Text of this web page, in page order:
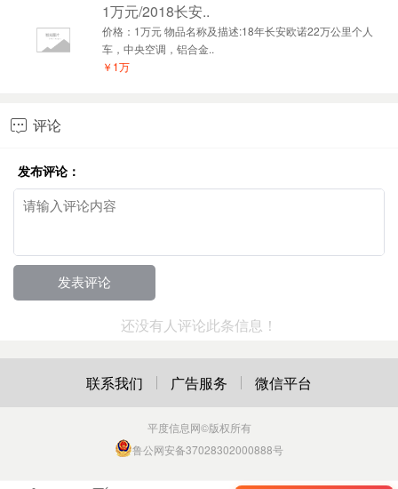
1万元/2018长安..
价格：1万元 物品名称及描述:18年长安欧诺22万公里个人
车，中央空调，铝合金..
￥1万
 评论
发布评论：
还没有人评论此条信息！
联系我们 广告服务 微信平台
平度信息网©版权所有
鲁公网安备37028302000888号